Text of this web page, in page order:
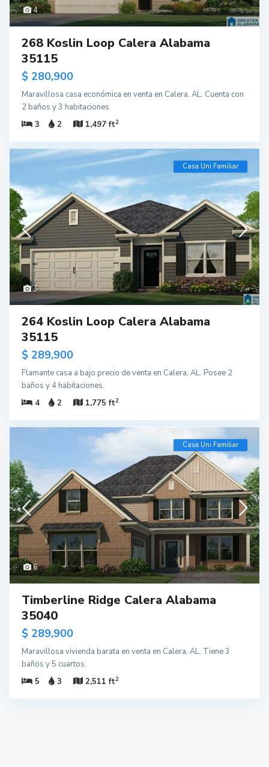
4
268 Koslin Loop Calera Alabama
35115
$ 280,900
Maravillosa casa económica en venta en Calera, AL. Cuenta con
2 baños y 3 habitaciones.
3
2 1,497 ft2
3
Casa Uni Familiar
264 Koslin Loop Calera Alabama
35115
$ 289,900
Flamante casa a bajo precio de venta en Calera, AL. Posee 2
baños y 4 habitaciones.
4
2 1,775 ft2
6
Casa Uni Familiar
Timberline Ridge Calera Alabama
35040
$ 289,900
Maravillosa vivienda barata en venta en Calera, AL. Tiene 3
baños y 5 cuartos.
5
3 2,511 ft2